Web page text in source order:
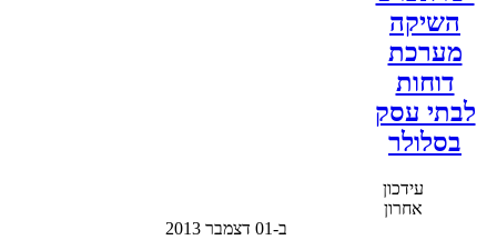
השיקה
מערכת
דוחות
לבתי עסק
בסלולר
עידכון
אחרון
ב-01 דצמבר 2013